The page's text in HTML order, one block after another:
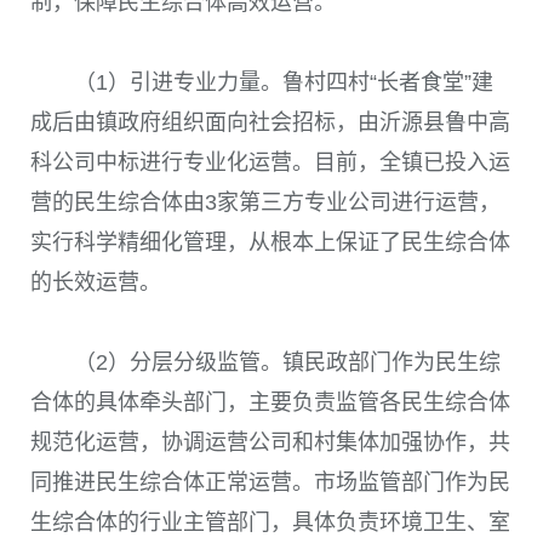
（1）引进专业力量。鲁村四村“长者食堂”建
成后由镇政府组织面向社会招标，由沂源县鲁中高
科公司中标进行专业化运营。目前，全镇已投入运
营的民生综合体由3家第三方专业公司进行运营，
实行科学精细化管理，从根本上保证了民生综合体
的长效运营。
（2）分层分级监管。镇民政部门作为民生综
合体的具体牵头部门，主要负责监管各民生综合体
规范化运营，协调运营公司和村集体加强协作，共
同推进民生综合体正常运营。市场监管部门作为民
生综合体的行业主管部门，具体负责环境卫生、室